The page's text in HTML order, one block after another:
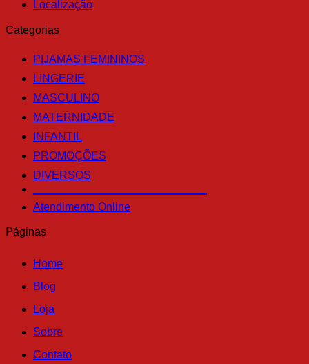
Localização
Categorias
PIJAMAS FEMININOS
LINGERIE
MASCULINO
MATERNIDADE
INFANTIL
PROMOÇÕES
DIVERSOS
Atendimento Online
Páginas
Home
Blog
Loja
Sobre
Contato